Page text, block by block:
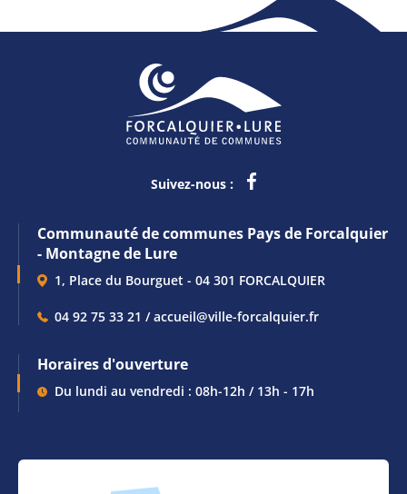
Suivez-nous :
Communauté de communes Pays de Forcalquier
- Montagne de Lure
1, Place du Bourguet - 04 301 FORCALQUIER
04 92 75 33 21 / accueil@ville-forcalquier.fr
Horaires d'ouverture
Du lundi au vendredi : 08h-12h / 13h - 17h